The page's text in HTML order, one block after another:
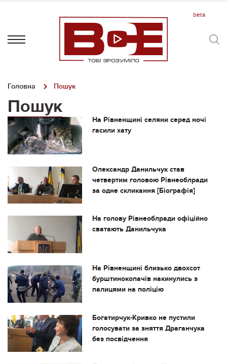
Головна Пошук
Пошук
На Рівненщині селяни серед ночі
гасили хату
Олександр Данильчук став
четвертим головою Рівнеоблради
за одне скликання [Біографія]
На голову Рівнеоблради офіційно
сватають Данильчука
На Рівненщині близько двохсот
бурштинокопачів накинулись з
палицями на поліцію
Богатирчук-Кривко не пустили
голосувати за зняття Драганчука
без посвідчення